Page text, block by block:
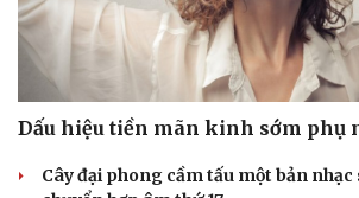
Dấu hiệu tiền mãn kinh sớm phụ
Cây đại phong cầm tấu một bản